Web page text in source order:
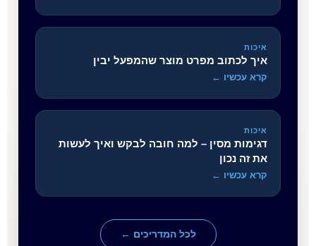
איכות
איך לכתוב מפרט מוצר שהמפעל יבין
קרא עכשיו
איכות
דגימות מסין – למה חובה לבקש ואיך לעשות
את זה נכון
קרא עכשיו
לכל המדריכים ←